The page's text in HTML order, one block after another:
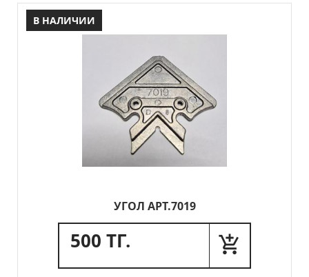
УГОЛ АРТ.7019
500 ТГ.
В НАЛИЧИИ